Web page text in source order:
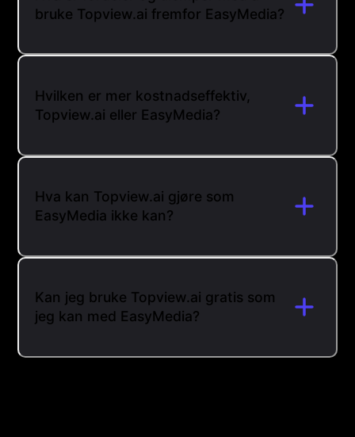
bruke Topview.ai fremfor EasyMedia?
Hvilken er mer kostnadseffektiv,
Topview.ai eller EasyMedia?
Hva kan Topview.ai gjøre som
EasyMedia ikke kan?
Kan jeg bruke Topview.ai gratis som
jeg kan med EasyMedia?